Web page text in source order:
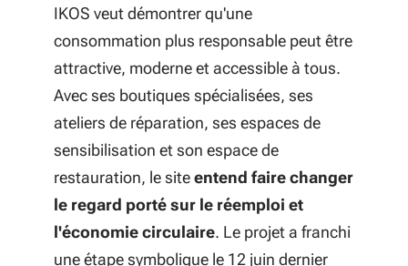
IKOS veut démontrer qu'une
consommation plus responsable peut être
attractive, moderne et accessible à tous.
Avec ses boutiques spécialisées, ses
ateliers de réparation, ses espaces de
sensibilisation et son espace de
restauration, le siteentend faire changer
le regard porté sur le réemploi et
l'économie circulaire. Le projet a franchi
une étape symbolique le 12 juin dernier